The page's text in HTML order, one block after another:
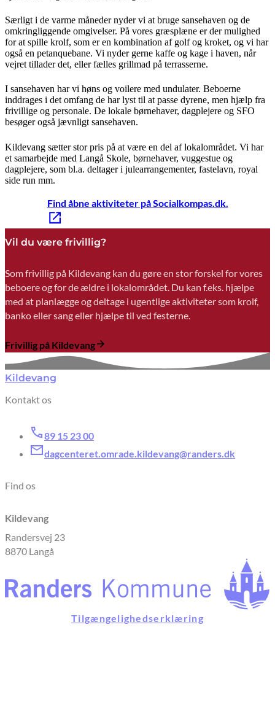
Særligt i de varme måneder nyder vi at bruge sansehaven og de
omkringliggende omgivelser. På vores græsplæne er der mulighed
for at spille krolf, som er en kombination af golf og kroket, og vi har
også en petanquebane. Vi nyder gerne kaffe og kage i haven, når
vejret tillader det, eller fælles grillmad på terrasserne.
I sansehaven har vi høns og voilere med undulater. Beboerne
inddrages i det omfang de har lyst til at passe dyrene, men hjælp fra
frivillige og personale. De lokale børnehaver, dagplejere og SFO
besøger også jævnligt sansehaven.
Kildevang sætter stor pris på at være en del af lokalområdet. Vi har
et samarbejde med Langå Skole, børnehaver, vuggestue og
dagplejere, som bl.a. deltager i julearrangementer, fastelavn, royal
side run mm.
Find åbne aktiviteter på Socialkompas.dk.
Vil du være frivillig?
Som frivillig på Kildevang kan du gøre en stor forskel for vores
beboere og for de ældre i lokalområdet. Du kan f.eks. hjælpe
med at planlægge og deltage i ugentlige aktiviteter som krolf,
banko eller sang eller hjælpe til ved festerne.
Frivillig på Kildevang
Kildevang
Kontakt os
89 15 23 00
dagcenteret.omrade.kildevang@randers.dk
Find os
Kildevang
Randersvej 23
8870 Langå
Tilgængelighedserklæring